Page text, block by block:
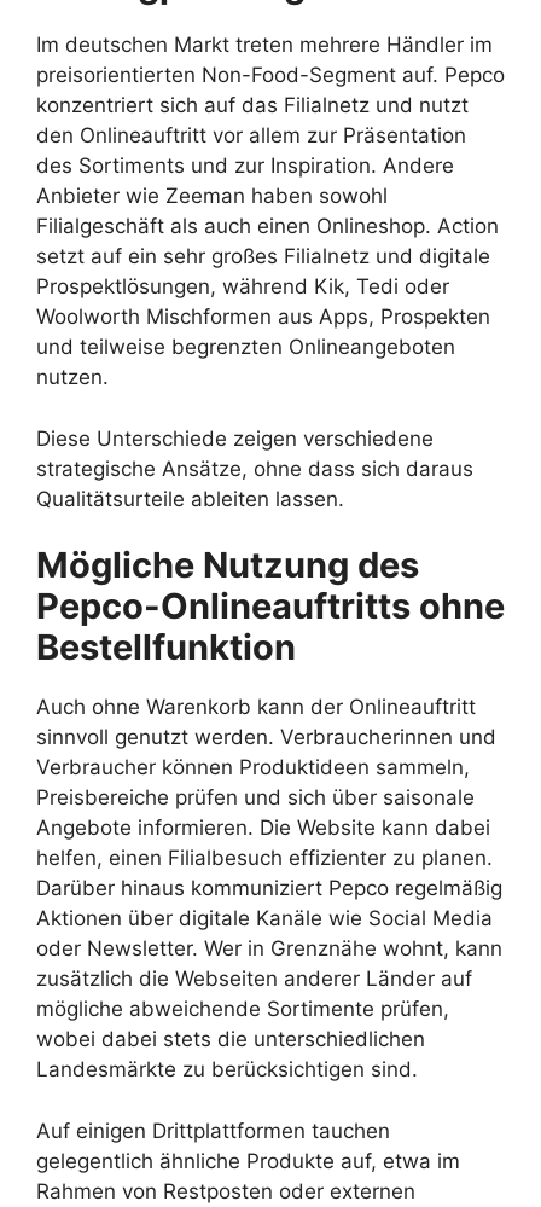
Im deutschen Markt treten mehrere Händler im
preisorientierten Non-Food-Segment auf. Pepco
konzentriert sich auf das Filialnetz und nutzt
den Onlineauftritt vor allem zur Präsentation
des Sortiments und zur Inspiration. Andere
Anbieter wie Zeeman haben sowohl
Filialgeschäft als auch einen Onlineshop. Action
setzt auf ein sehr großes Filialnetz und digitale
Prospektlösungen, während Kik, Tedi oder
Woolworth Mischformen aus Apps, Prospekten
und teilweise begrenzten Onlineangeboten
nutzen.
Diese Unterschiede zeigen verschiedene
strategische Ansätze, ohne dass sich daraus
Qualitätsurteile ableiten lassen.
Mögliche Nutzung des
Pepco-Onlineauftritts ohne
Bestellfunktion
Auch ohne Warenkorb kann der Onlineauftritt
sinnvoll genutzt werden. Verbraucherinnen und
Verbraucher können Produktideen sammeln,
Preisbereiche prüfen und sich über saisonale
Angebote informieren. Die Website kann dabei
helfen, einen Filialbesuch effizienter zu planen.
Darüber hinaus kommuniziert Pepco regelmäßig
Aktionen über digitale Kanäle wie Social Media
oder Newsletter. Wer in Grenznähe wohnt, kann
zusätzlich die Webseiten anderer Länder auf
mögliche abweichende Sortimente prüfen,
wobei dabei stets die unterschiedlichen
Landesmärkte zu berücksichtigen sind.
Auf einigen Drittplattformen tauchen
gelegentlich ähnliche Produkte auf, etwa im
Rahmen von Restposten oder externen